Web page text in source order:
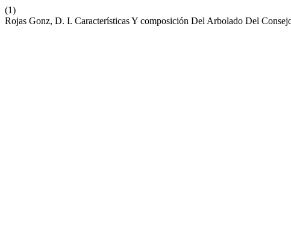
(1)
Rojas Gonz, D. I. Características Y composición Del Arbolado Del